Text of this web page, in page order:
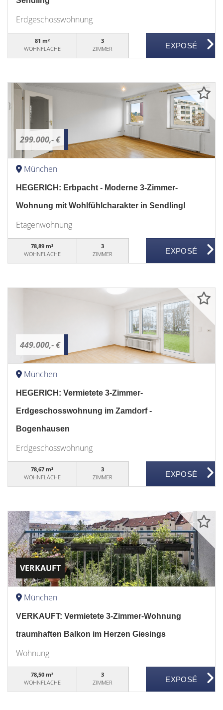
Erdgeschosswohnung
81 m²
WOHNFLÄCHE
3
ZIMMER
299.000,- €
München
HEGERICH: Erbpacht - Moderne 3-Zimmer-
Wohnung mit Wohlfühlcharakter in Sendling!
Etagenwohnung
78,89 m²
WOHNFLÄCHE
3
ZIMMER
449.000,- €
München
HEGERICH: Vermietete 3-Zimmer-
Erdgeschosswohnung im Zamdorf -
Bogenhausen
Erdgeschosswohnung
78,67 m²
WOHNFLÄCHE
3
ZIMMER
VERKAUFT
München
VERKAUFT: Vermietete 3-Zimmer-Wohnung
traumhaften Balkon im Herzen Giesings
Wohnung
78,50 m²
WOHNFLÄCHE
3
ZIMMER